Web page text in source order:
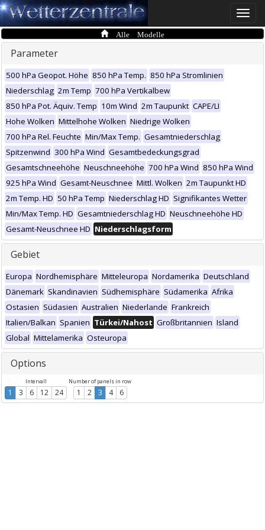
Toggle
Alle Modelle
Parameter
500 hPa Geopot. Höhe 850 hPa Temp. 850 hPa Stromlinien
Niederschlag 2m Temp 700 hPa Vertikalbew
850 hPa Pot. Äquiv. Temp 10m Wind 2m Taupunkt CAPE/LI
Hohe Wolken Mittelhohe Wolken Niedrige Wolken
700 hPa Rel. Feuchte Min/Max Temp. Gesamtniederschlag
Spitzenwind 300 hPa Wind Gesamtbedeckungsgrad
Gesamtschneehöhe Neuschneehöhe 700 hPa Wind 850 hPa Wind
925 hPa Wind Gesamt-Neuschnee Mittl. Wolken 2m Taupunkt HD
2m Temp. HD 50 hPa Temp Niederschlag HD Signifikantes Wetter
Min/Max Temp. HD Gesamtniederschlag HD Neuschneehöhe HD
Gesamt-Neuschnee HD Niederschlagsform
Gebiet
Europa Nordhemisphäre Mitteleuropa Nordamerika Deutschland
Dänemark Skandinavien Südhemisphäre Südamerika Afrika
Ostasien Südasien Australien Niederlande Frankreich
Italien/Balkan Spanien Türkei/Nahost Großbritannien Island
Global Mittelamerika Osteuropa
Options
Intervall
1 3 6 12 24
Number of panels in row
1 2 3 4 6